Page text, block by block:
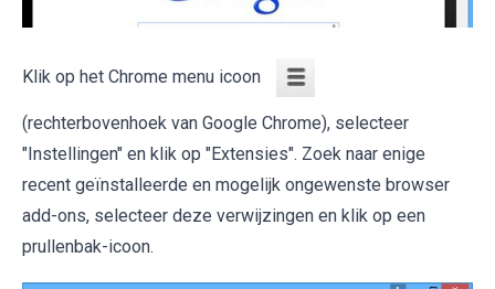
Klik op het Chrome menu icoon
(rechterbovenhoek van Google Chrome), selecteer
"Instellingen" en klik op "Extensies". Zoek naar enige
recent geïnstalleerde en mogelijk ongewenste browser
add-ons, selecteer deze verwijzingen en klik op een
prullenbak-icoon.